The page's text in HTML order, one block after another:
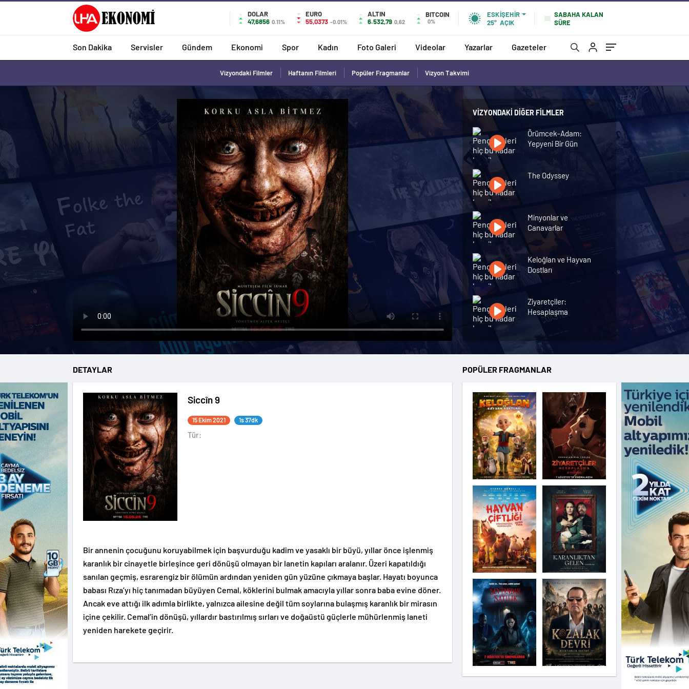
DOLAR
47,6856 0.11%
EURO
55,0373 -0.01%
ALTIN
6.532,79 0,62
BITCOIN
0%
ESKIŞEHIR
25° AÇIK
SABAHA KALAN
SÜRE
Son Dakika Servisler Gündem Ekonomi Spor Kadın Foto Galeri Videolar Yazarlar Gazeteler
Vizyondaki Filmler Haftanın Filmleri Popüler Fragmanlar Vizyon Takvimi
VIZYONDAKI DIĞER FILMLER
Örümcek-Adam:
Yepyeni Bir Gün
The Odyssey
Minyonlar ve
Canavarlar
Keloğlan ve Hayvan
Dostları
Ziyaretçiler:
Hesaplaşma
Nasreddin Hoca:
Zaman Yolcusu 4
Hayvan Çiftliği
Karanlıktan Gelen
Şeytandan Satılık
Moana
Kozalak Devri
DETAYLAR
Siccîn 9
15 Ekim 2021 1s 37dk
Tür:
Bir annenin çocuğunu koruyabilmek için başvurduğu kadim ve yasaklı bir büyü, yıllar önce işlenmiş
karanlık bir cinayetle birleşince geri dönüşü olmayan bir lanetin kapıları aralanır. Üzeri kapatıldığı
sanılan geçmiş, esrarengiz bir ölümün ardından yeniden gün yüzüne çıkmaya başlar. Hayatı boyunca
babası Rıza’yı hiç tanımadan büyüyen Cemal, köklerini bulmak amacıyla yıllar sonra baba evine döner.
Ancak eve attığı ilk adımla birlikte, yalnızca ailesine değil tüm soylarına bulaşmış karanlık bir mirasın
içine çekilir. Cemal’in dönüşü, yıllardır bastırılmış sırları ve doğaüstü güçlerle mühürlenmiş laneti
yeniden harekete geçirir.
POPÜLER FRAGMANLAR